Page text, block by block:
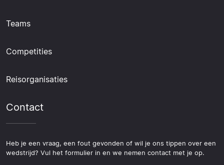
Teams
Competities
Reisorganisaties
Contact
Heb je een vraag, een fout gevonden of wil je ons tippen over een
wedstrijd? Vul het formulier in en we nemen contact met je op.